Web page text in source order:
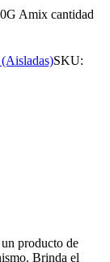
Amix cantidad
SKU:
un producto de
Brinda el